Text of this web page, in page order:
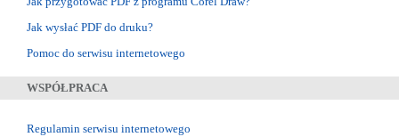
Jak wysłać PDF do druku?
Pomoc do serwisu internetowego
WSPÓŁPRACA
Regulamin serwisu internetowego